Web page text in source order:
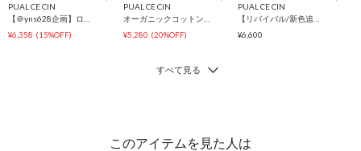
PUAL CE CIN
¥6,358 (15%OFF)
PUAL CE CIN
¥5,280 (20%OFF)
PUAL CE CIN
¥6,600
このアイテムを見た人は